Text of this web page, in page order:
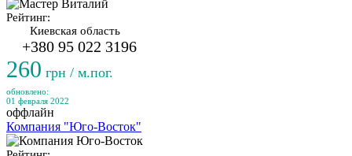
Рейтинг:
Киевская область
+380 95 022 3196
260 грн / м.пог.
обновлено:
01 февраля 2022
оффлайн
Компания "Юго-Восток"